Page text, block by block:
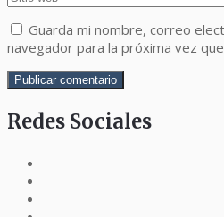
Guarda mi nombre, correo
navegador para la próxima vez
Redes Sociales